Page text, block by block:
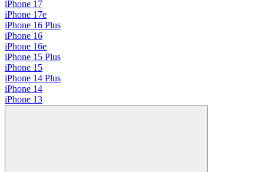
iPhone 17
iPhone 17e
iPhone 16 Plus
iPhone 16
iPhone 16e
iPhone 15 Plus
iPhone 15
iPhone 14 Plus
iPhone 14
iPhone 13